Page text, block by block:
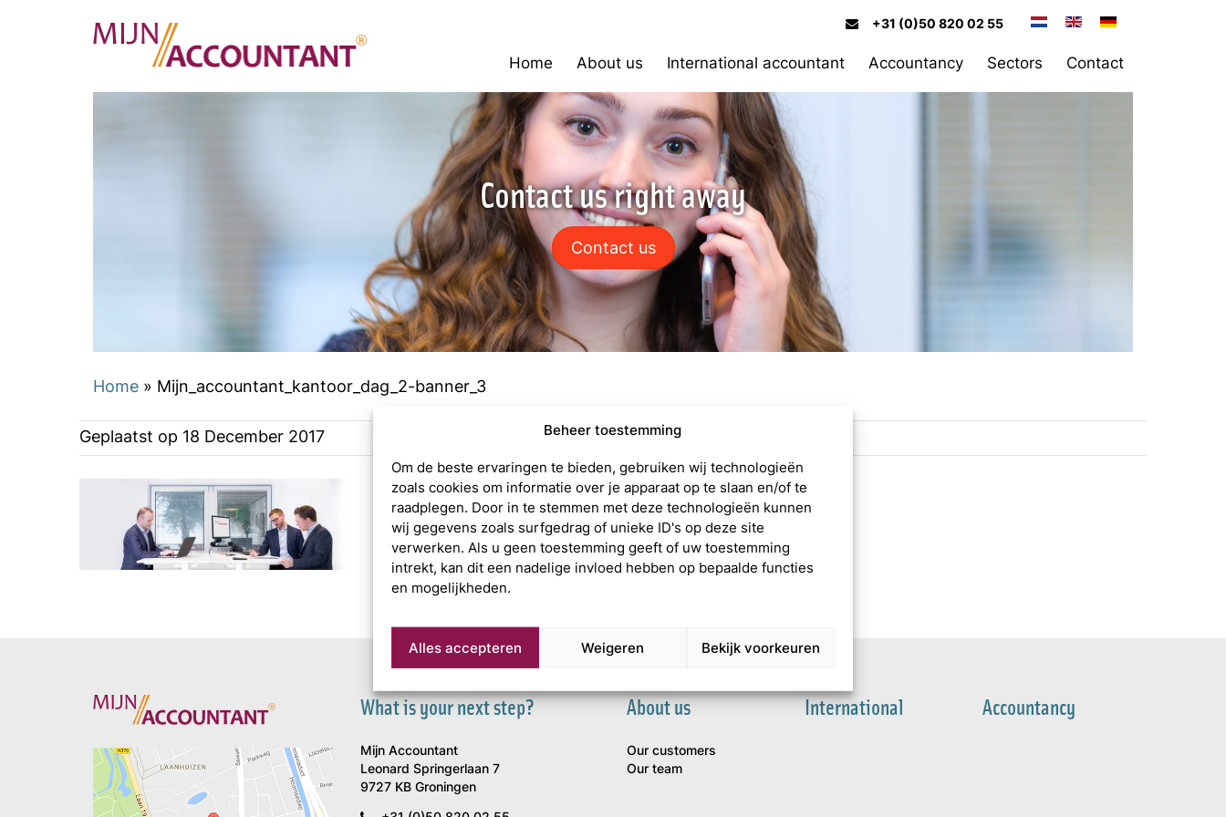
Beheer toestemming
Om de beste ervaringen te bieden, gebruiken wij technologieën
zoals cookies om informatie over je apparaat op te slaan en/of te
raadplegen. Door in te stemmen met deze technologieën kunnen
wij gegevens zoals surfgedrag of unieke ID's op deze site
verwerken. Als u geen toestemming geeft of uw toestemming
intrekt, kan dit een nadelige invloed hebben op bepaalde functies
en mogelijkheden.
Alles accepteren Weigeren Bekijk voorkeuren
+31 (0)50 820 02 55
Home About us International accountant Accountancy Sectors Contact
Contact us right away
Contact us
Home » Mijn_accountant_kantoor_dag_2-banner_3
Geplaatst op 18 December 2017
What is your next step?
Mijn Accountant
Leonard Springerlaan 7
9727 KB Groningen
About us
Our customers
Our team
International Accountancy